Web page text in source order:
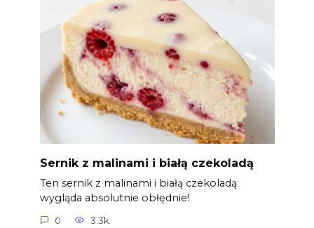
Sernik z malinami i białą czekoladą
Ten sernik z malinami i białą czekoladą
wygląda absolutnie obłędnie!
0 3.3k.